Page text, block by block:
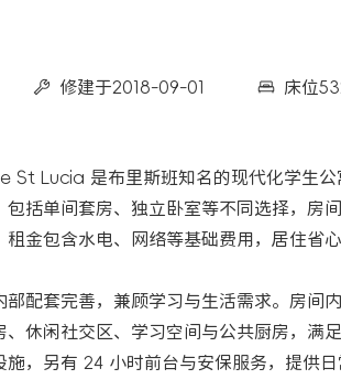
修建于2018-09-01 床位
St Lucia 是布里斯班知名的现代化学生公
包括单间套房、独立卧室等不同选择，房
租金包含水电、网络等基础费用，居住省
部配套完善，兼顾学习与生活需求。房间
、休闲社交区、学习空间与公共厨房，满
施，另有 24 小时前台与安保服务，提供